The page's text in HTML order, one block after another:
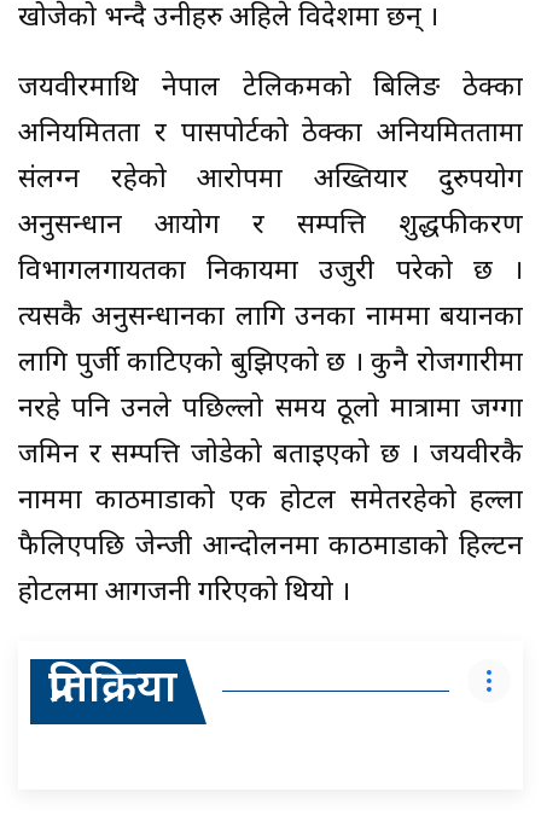
खोजेको भन्दै उनीहरु अहिले विदेशमा छन् ।
जयवीरमाथि नेपाल टेलिकमको बिलिङ ठेक्का
अनियमितता र पासपोर्टको ठेक्का अनियमिततामा
संलग्न रहेको आरोपमा अख्तियार दुरुपयोग
अनुसन्धान आयोग र सम्पत्ति शुद्धफीकरण
विभागलगायतका निकायमा उजुरी परेको छ ।
त्यसकै अनुसन्धानका लागि उनका नाममा बयानका
लागि पुर्जी काटिएको बुझिएको छ । कुनै रोजगारीमा
नरहे पनि उनले पछिल्लो समय ठूलो मात्रामा जग्गा
जमिन र सम्पत्ति जोडेको बताइएको छ । जयवीरकै
नाममा काठमाडौंको एक होटल समेतरहेको हल्ला
फैलिएपछि जेन्जी आन्दोलनमा काठमाडौंको हिल्टन
होटलमा आगजनी गरिएको थियो ।
प्रतिक्रिया